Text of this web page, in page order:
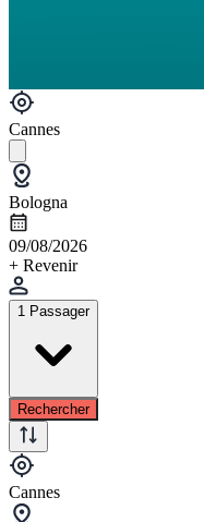
Cannes
Bologna
09/08/2026
+ Revenir
1 Passager
Rechercher
Cannes